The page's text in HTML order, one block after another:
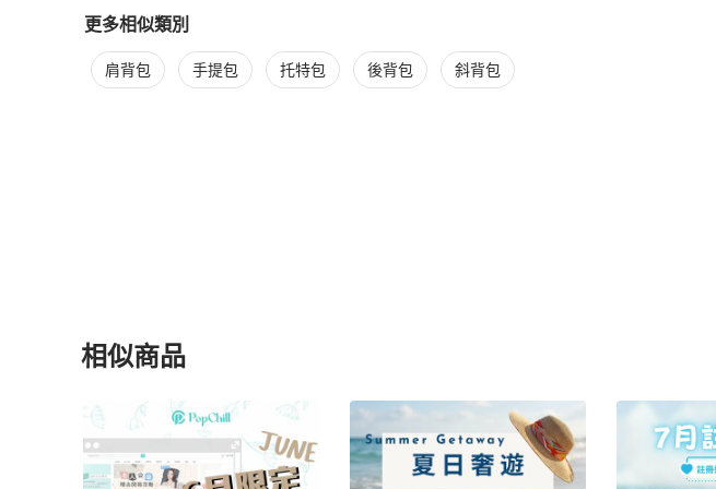
更多相似類別
更多3.1 Phillip Lim女包 相似商品推薦
肩背包 手提包 托特包 後背包 斜背包
相似商品
3.1 Phillip Lim 推薦精品